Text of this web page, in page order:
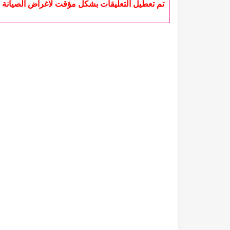
تم تعطيل التعليقات بشكل مؤقت لاغراض الصيانة